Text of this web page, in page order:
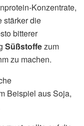
Konzentrate,
stärker die
bitterer
Süßstoffezum
zu machen.
Beispiel aus Soja,